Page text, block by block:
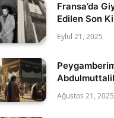
Fransa’da
Edilen Son
Eylül 21, 2025
Ağustos 21, 2025